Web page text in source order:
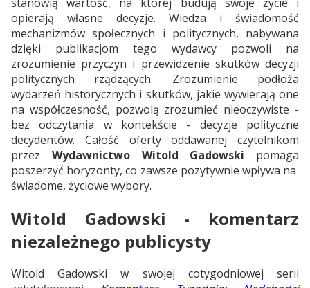
opierają własne decyzje. Wiedza i świadomość
mechanizmów społecznych i politycznych, nabywana
dzięki publikacjom tego wydawcy pozwoli na
zrozumienie przyczyn i przewidzenie skutków decyzji
politycznych rządzących. Zrozumienie podłoża
wydarzeń historycznych i skutków, jakie wywierają one
na współczesność, pozwolą zrozumieć nieoczywiste -
bez odczytania w kontekście - decyzje polityczne
decydentów. Całość oferty oddawanej czytelnikom
przez Wydawnictwo Witold Gadowski pomaga
poszerzyć horyzonty, co zawsze pozytywnie wpływa na
świadome, życiowe wybory.
Witold Gadowski - komentarz
niezależnego publicysty
Witold Gadowski w swojej cotygodniowej serii